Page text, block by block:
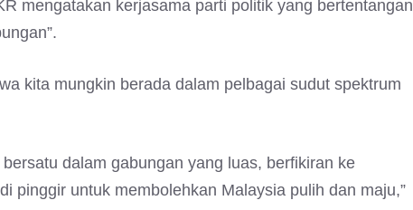
mengatakan kerjasama parti politik yang bertentangan
kita mungkin berada dalam pelbagai sudut spektrum
dalam gabungan yang luas, berfikiran ke
pinggir untuk membolehkan Malaysia pulih dan maju,”